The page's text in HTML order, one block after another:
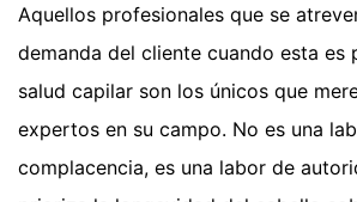
Aquellos profesionales que se
demanda del cliente cuando esta es
salud capilar son los únicos que
expertos en su campo. No es una
complacencia, es una labor de